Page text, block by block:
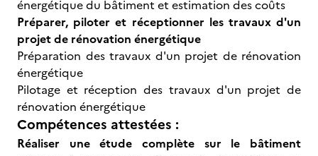
énergétique du bâtiment et estimation des coûts
Préparer, piloter et réceptionner les travaux d'un
projet de rénovation énergétique
Préparation des travaux d'un projet de rénovation
énergétique
Pilotage et réception des travaux d'un projet de
rénovation énergétique
Compétences attestées :
Réaliser une étude complète sur le bâtiment